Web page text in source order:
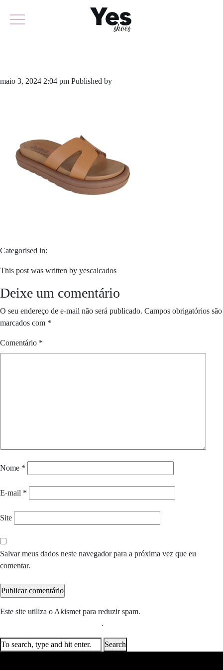
maio 3, 2024 2:04 pm Published by
Categorised in:
This post was written by yescalcados
Deixe um comentário
O seu endereço de e-mail não será publicado. Campos obrigatórios são
marcados com *
Comentário *
Nome *
E-mail *
Site
Salvar meus dados neste navegador para a próxima vez que eu
comentar.
Este site utiliza o Akismet para reduzir spam.
.
Search